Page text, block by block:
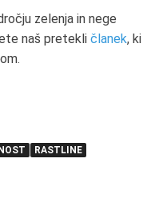
zelenja in nege
naš pretekli članek, ki
RASTLINE